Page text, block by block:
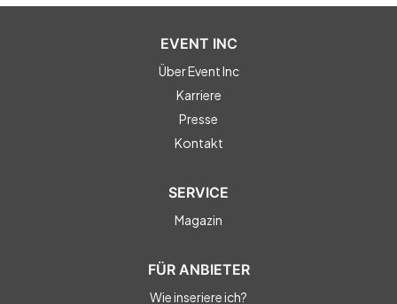
EVENT INC
Über Event Inc
Karriere
Presse
Kontakt
SERVICE
Magazin
FÜR ANBIETER
Wie inseriere ich?